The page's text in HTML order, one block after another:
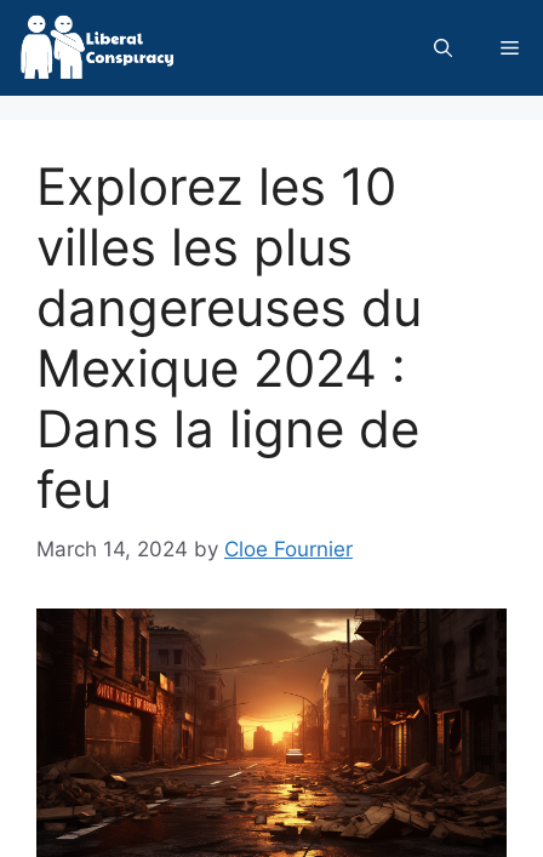
Skip
content
Explorez les 10
villes les plus
dangereuses du
Mexique 2024 :
Dans la ligne de
feu
March 14, 2024 by Cloe Fournier